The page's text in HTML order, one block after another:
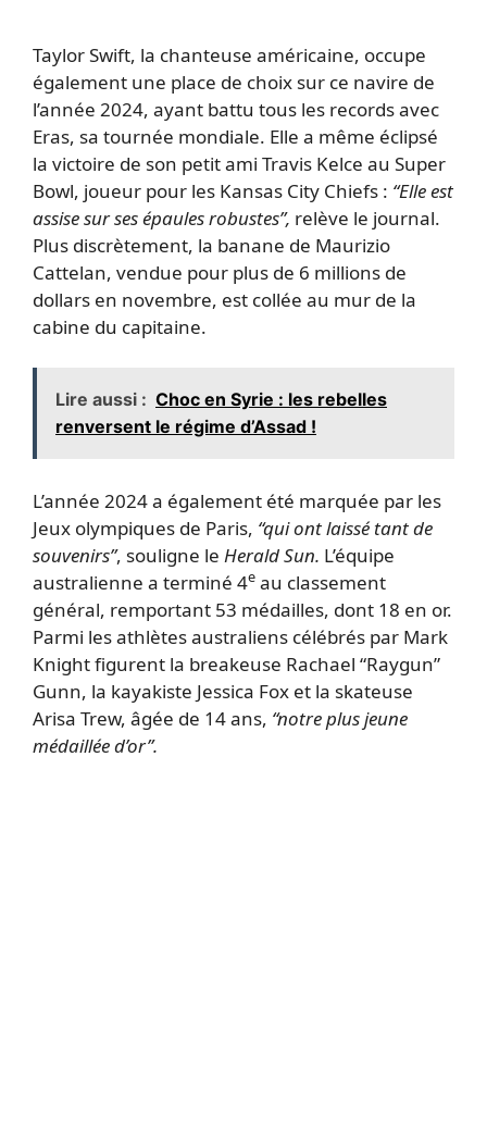
Taylor Swift, la chanteuse américaine, occupe
également une place de choix sur ce navire de
l’année 2024, ayant battu tous les records avec
Eras, sa tournée mondiale. Elle a même éclipsé
la victoire de son petit ami Travis Kelce au Super
Bowl, joueur pour les Kansas City Chiefs : “Elle est
assise sur ses épaules robustes”, relève le journal.
Plus discrètement, la banane de Maurizio
Cattelan, vendue pour plus de 6 millions de
dollars en novembre, est collée au mur de la
cabine du capitaine.
Lire aussi : Choc en Syrie : les rebelles
renversent le régime d’Assad !
L’année 2024 a également été marquée par les
Jeux olympiques de Paris, “qui ont laissé tant de
souvenirs”, souligne le Herald Sun. L’équipe
australienne a terminé 4e au classement
général, remportant 53 médailles, dont 18 en or.
Parmi les athlètes australiens célébrés par Mark
Knight figurent la breakeuse Rachael “Raygun”
Gunn, la kayakiste Jessica Fox et la skateuse
Arisa Trew, âgée de 14 ans, “notre plus jeune
médaillée d’or”.